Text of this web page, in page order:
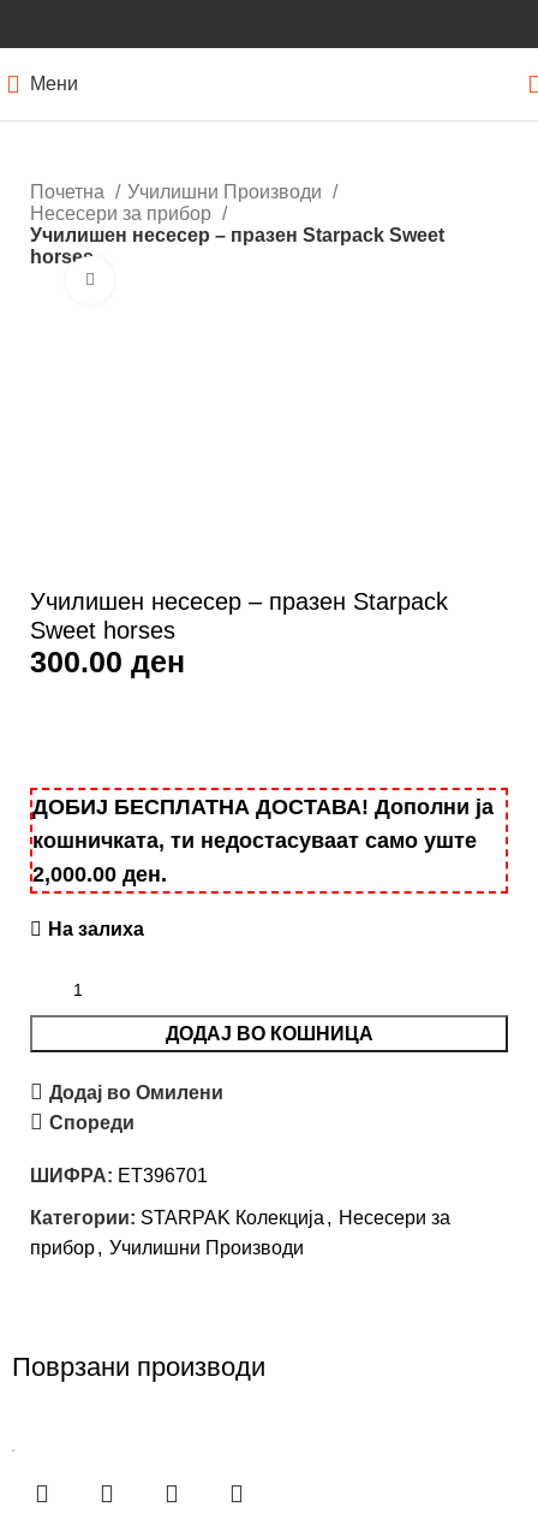
Мени
Почетна
Училишни Производи
Несесери за прибор
Училишен несесер – празен Starpack Sweet
horses
Училишен несесер – празен Starpack
Sweet horses
300.00 ден
ДОБИЈ БЕСПЛАТНА ДОСТАВА! Дополни ја
кошничката, ти недостасуваат само уште
2,000.00 ден.
На залиха
ДОДАЈ ВО КОШНИЦА
Додај во Омилени
Спореди
ШИФРА: ET396701
Категории: STARPAK Колекција , Несесери за
прибор, Училишни Производи
Поврзани производи